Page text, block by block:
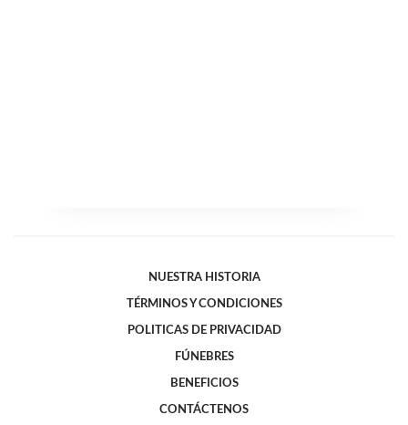
NUESTRA HISTORIA
TÉRMINOS Y CONDICIONES
POLITICAS DE PRIVACIDAD
FÚNEBRES
BENEFICIOS
CONTÁCTENOS